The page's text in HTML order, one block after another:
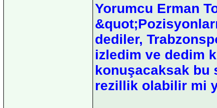
Yorumcu Erman
dediler,
izledim ve dedim
konuşacaksak bu
rezillik olabilir mi